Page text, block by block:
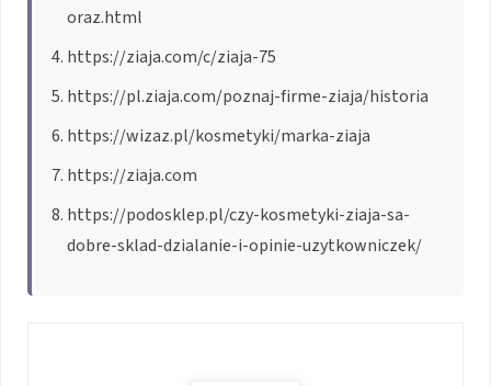
oraz.html
https://ziaja.com/c/ziaja-75
https://pl.ziaja.com/poznaj-firme-ziaja/historia
https://wizaz.pl/kosmetyki/marka-ziaja
https://ziaja.com
https://podosklep.pl/czy-kosmetyki-ziaja-sa-
dobre-sklad-dzialanie-i-opinie-uzytkowniczek/